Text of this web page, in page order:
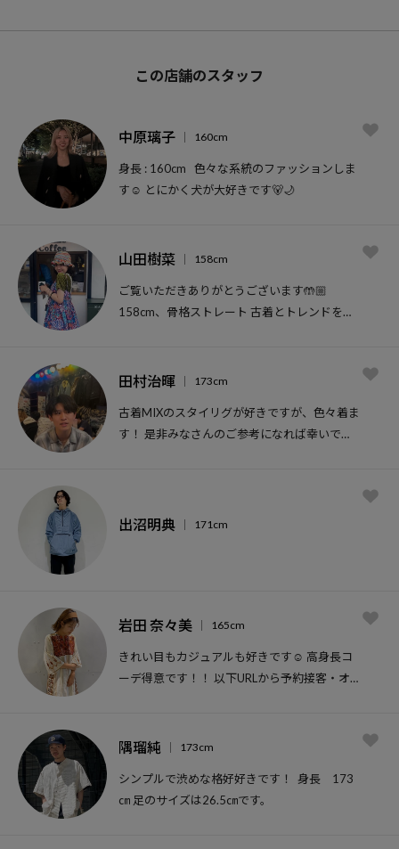
この店舗のスタッフ
中原璃子 160cm
身長 : 160cm 色々な系統のファッションしま
す☺︎ とにかく犬が大好きです🐻🌙
山田樹菜 158cm
ご覧いただきありがとうございます🤲🏼
158cm、骨格ストレート 古着とトレンドをミ
田村治暉 173cm
古着MIXのスタイリグが好きですが、色々着ま
す！ 是非みなさんのご参考になれば幸いで
出沼明典 171cm
岩田 奈々美 165cm
きれい目もカジュアルも好きです☺︎ 高身長コ
ーデ得意です！！ 以下URLから予約接客・オン
https://airrsv.net/freaksstoretachihi/calendar</a>
隅瑠純 173cm
シンプルで渋めな格好好きです！ 身長 173
㎝ 足のサイズは26.5㎝です。